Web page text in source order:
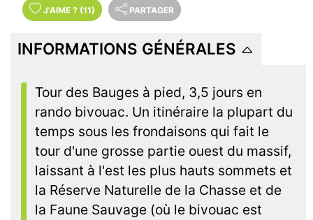
J'AIME ? (11) PARTAGER
INFORMATIONS GÉNÉRALES
Tour des Bauges à pied, 3,5 jours en
rando bivouac. Un itinéraire la plupart du
temps sous les frondaisons qui fait le
tour d'une grosse partie ouest du massif,
laissant à l'est les plus hauts sommets et
la Réserve Naturelle de la Chasse et de
la Faune Sauvage (où le bivouac est